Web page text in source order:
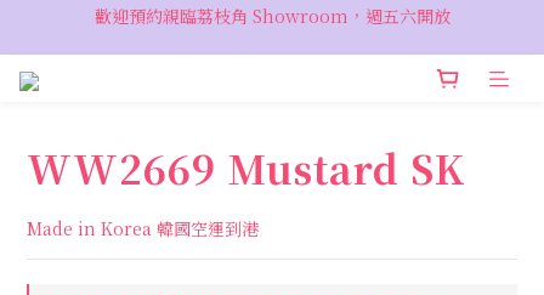
VIP 輸入優惠代碼『VIPSALE』可享折上折優惠，低至78折
歡迎預約親臨荔枝角 Showroom，週五六開放
VIP 輸入優惠代碼『VIPSALE』可享折上折優惠，低至78折
WW2669 Mustard SK
Made in Korea 韓國空運到港